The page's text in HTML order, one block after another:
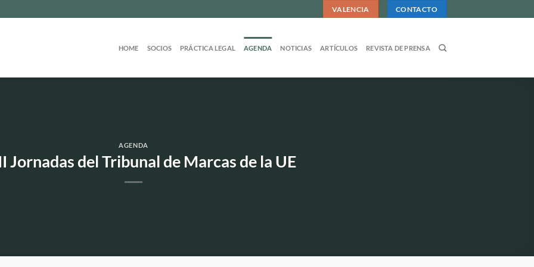
VALENCIA CONTACTO
HOME SOCIOS PRÁCTICA LEGAL AGENDA NOTICIAS ARTÍCULOS REVISTA DE PRENSA
AGENDA
Jornadas del Tribunal de Marcas de la UE